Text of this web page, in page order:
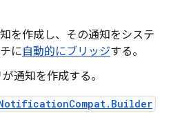
を作成し、その通知をシステ
に自動的にブリッジする。
通知を作成する。